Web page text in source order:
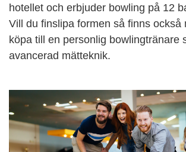
hotellet och erbjuder bowling på 12
Vill du finslipa formen så finns också
köpa till en personlig bowlingtränare
avancerad mätteknik.